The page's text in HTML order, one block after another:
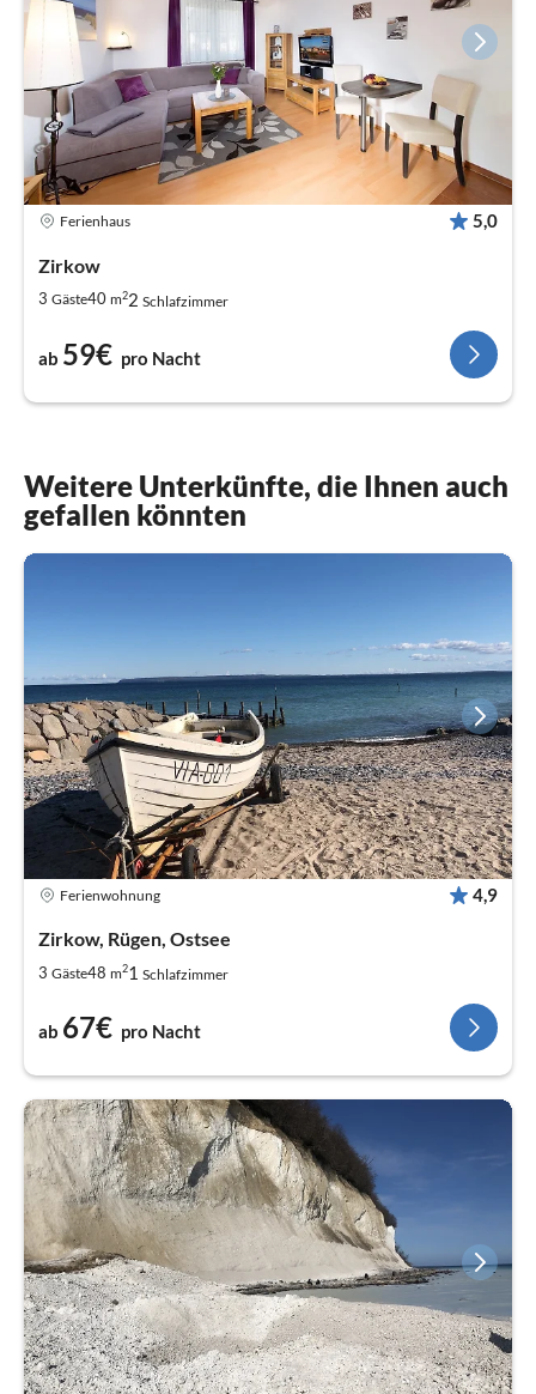
Ferienhaus 5,0
Zirkow
3 Gäste40 m22 Schlafzimmer
ab 59€ pro Nacht
Weitere Unterkünfte, die Ihnen auch
gefallen könnten
Ferienwohnung 4,9
Zirkow, Rügen, Ostsee
3 Gäste48 m21 Schlafzimmer
ab 67€ pro Nacht